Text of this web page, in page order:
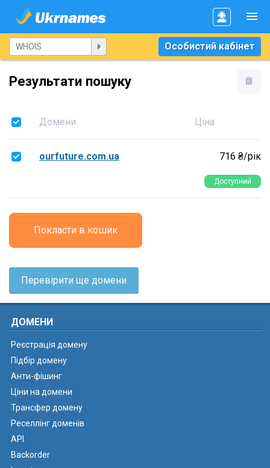
Особистий кабінет
Результати пошуку
Домени Ціна
ourfuture.com.ua 716 ₴/рік
Доступний
Покласти в кошик
Перевірити ще домени
ДОМЕНИ
Реєстрація домену
Підбір домену
Анти-фішинг
Ціни на домени
Трансфер домену
Реселлінг доменів
API
Backorder